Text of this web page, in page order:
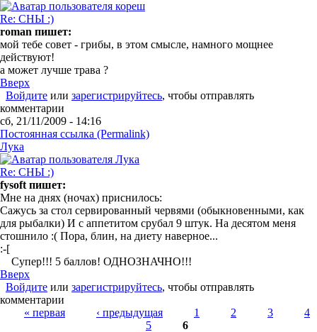
Re: СНЫ :)
roman пишет:
мой тебе совет - грибы, в этом смысле, намного мощнее
действуют!
а может лучше трава ?
Вверх
Войдите или зарегистрируйтесь, чтобы отправлять
комментарии
сб, 21/11/2009 - 14:16
Постоянная ссылка (Permalink)
Лука
Re: СНЫ :)
fysoft пишет:
Мне на днях (ночах) приснилось:
Сажусь за стол сервированный червями (обыкновенными, как
для рыбалки) И с аппетитом срубал 9 штук. На десятом меня
стошнило :( Пора, блин, на диету наверное...
:-[
Супер!!! 5 баллов! ОДНОЗНАЧНО!!!
Вверх
Войдите или зарегистрируйтесь, чтобы отправлять
комментарии
Страницы
« первая ‹ предыдущая 1 2 3
4
5
6